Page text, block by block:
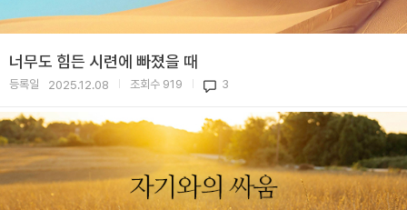
너무도 힘든 시련에 빠졌을 때
등록일 2025.12.08 조회수 919 3